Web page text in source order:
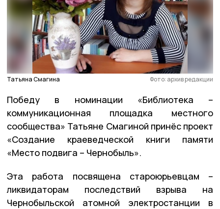
Татьяна Смагина Фото: архив редакции
Победу в номинации «Библиотека –
коммуникационная площадка местного
сообщества» Татьяне Смагиной принёс проект
«Создание краеведческой книги памяти
«Место подвига – Чернобыль».
Эта работа посвящена староюрьевцам –
ликвидаторам последствий взрыва на
Чернобыльской атомной электростанции в